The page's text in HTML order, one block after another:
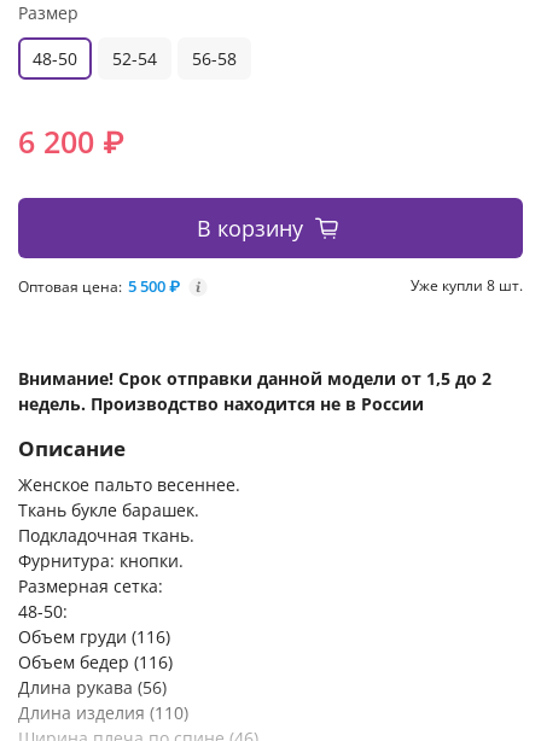
Размер
48-50
52-54 56-58
6 200 ₽
В корзину
Оптовая цена: 5 500 ₽ i Уже купли 8 шт.
Внимание! Срок отправки данной модели от 1,5 до 2
недель. Производство находится не в России
Описание
Женское пальто весеннее.
Ткань букле барашек.
Подкладочная ткань.
Фурнитура: кнопки.
Размерная сетка:
48-50:
Объем груди (116)
Объем бедер (116)
Длина рукава (56)
Длина изделия (110)